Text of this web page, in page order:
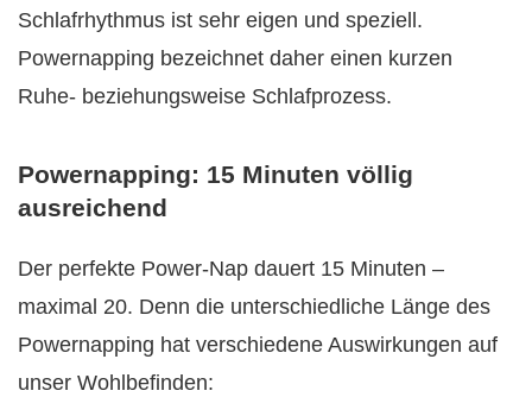
Schlafrhythmus ist sehr eigen und speziell.
Powernapping bezeichnet daher einen kurzen
Ruhe- beziehungsweise Schlafprozess.
Powernapping: 15 Minuten völlig
ausreichend
Der perfekte Power-Nap dauert 15 Minuten –
maximal 20. Denn die unterschiedliche Länge des
Powernapping hat verschiedene Auswirkungen auf
unser Wohlbefinden: